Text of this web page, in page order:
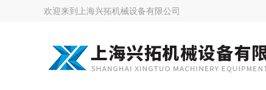
欢迎来到 上海兴拓机械设备有限公司